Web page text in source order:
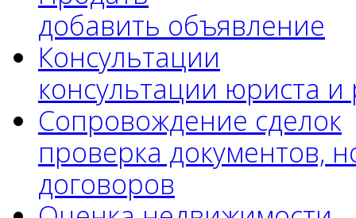
добавить объявление
Консультации
консультации юриста и
Сопровождение сделок
проверка документов,
договоров